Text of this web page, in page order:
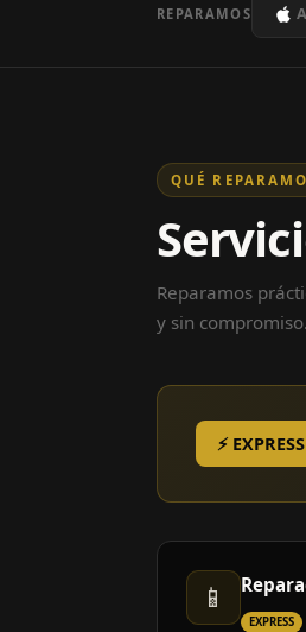
REPARAMOS
QUÉ
Reparamos
y sin compromiso.
⚡ EXPRESS
📱
EXPRESS